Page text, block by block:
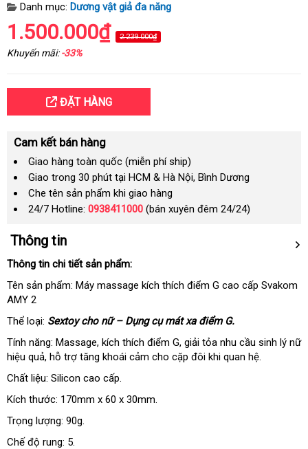
Danh mục: Dương vật giả đa năng
1.500.000₫ 2.239.000₫
Khuyến mãi:-33%
ĐẶT HÀNG
Cam kết bán hàng
Giao hàng toàn quốc (miễn phí ship)
Giao trong 30 phút tại HCM & Hà Nội, Bình Dương
Che tên sản phẩm khi giao hàng
24/7 Hotline: 0938411000 (bán xuyên đêm 24/24)
Thông tin
Thông tin chi tiết sản phẩm:
Tên sản phẩm: Máy massage kích thích điểm G cao cấp Svakom
AMY 2
Thể loại: Sextoy cho nữ – Dụng cụ mát xa điểm G.
Tính năng: Massagechợ
, kích thích điểm Grẻ
nhất
, giải tỏa nhu cầu sinh lý nữ
hiệu quảchính
hãng
, hỗ trợ tăng khoái cảm cho cặp đôi khi quan hệ.
Chất liệu: Silicon cao cấp.
Kích thước: 170mm x 60 x 30mm.
Trọng lượng: 90g.
Chế độ rung: 5.